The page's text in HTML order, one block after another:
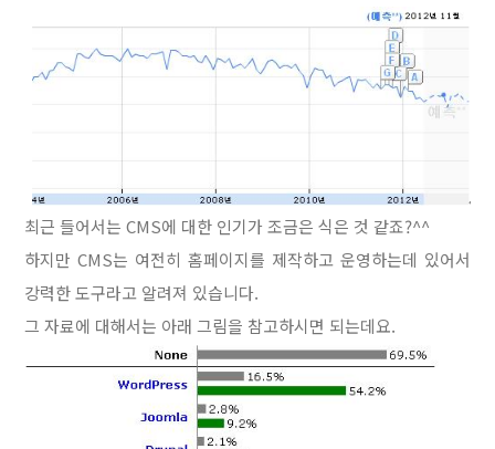
최근 들어서는 CMS에 대한 인기가 조금은 식은 것 같죠?^^
하지만 CMS는 여전히 홈페이지를 제작하고 운영하는데 있어서
강력한 도구라고 알려져 있습니다.
그 자료에 대해서는 아래 그림을 참고하시면 되는데요.